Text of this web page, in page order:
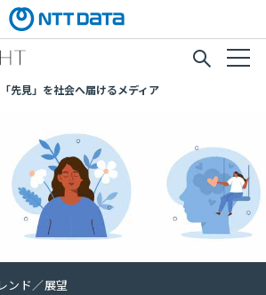
先見」を社会へ届けるメディア
ンド／展望